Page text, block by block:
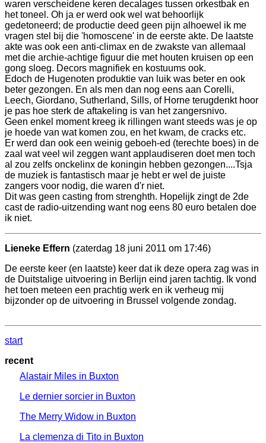
waren verscheidene keren decalages tussen orkestbak en
het toneel. Oh ja er werd ook wel wat behoorlijk
gedetoneerd; de productie deed geen pijn alhoewel ik me
vragen stel bij die 'homoscene' in de eerste akte. De laatste
akte was ook een anti-climax en de zwakste van allemaal
met die archie-achtige figuur die met houten kruisen op een
gong sloeg. Decors magnifiek en kostuums ook.
Edoch de Hugenoten produktie van luik was beter en ook
beter gezongen. En als men dan nog eens aan Corelli,
Leech, Giordano, Sutherland, Sills, of Horne terugdenkt hoor
je pas hoe sterk de aftakeling is van het zangersnivo.
Geen enkel moment kreeg ik rillingen want steeds was je op
je hoede van wat komen zou, en het kwam, de cracks etc.
Er werd dan ook een weinig geboeh-ed (terechte boes) in de
zaal wat veel wil zeggen want applaudiseren doet men toch
al zou zelfs onckelinx de koningin hebben gezongen....Tsja
de muziek is fantastisch maar je hebt er wel de juiste
zangers voor nodig, die waren d'r niet.
Dit was geen casting from strenghth. Hopelijk zingt de 2de
cast de radio-uitzending want nog eens 80 euro betalen doe
ik niet.
Lieneke Effern (zaterdag 18 juni 2011 om 17:46)
De eerste keer (en laatste) keer dat ik deze opera zag was in
de Duitstalige uitvoering in Berlijn eind jaren tachtig. Ik vond
het toen meteen een prachtig werk en ik verheug mij
bijzonder op de uitvoering in Brussel volgende zondag.
start
recent
Alastair Miles in Buxton
Le dernier sorcier in Buxton
The Merry Widow in Buxton
La clemenza di Tito in Buxton